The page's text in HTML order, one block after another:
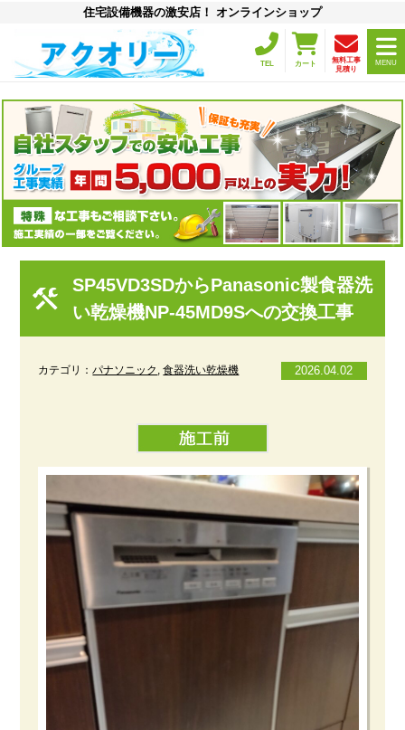
住宅設備機器の激安店！ オンラインショップ
TEL カート
無料工事
見積り
MENU
SP45VD3SDからPanasonic製食器洗
い乾燥機NP-45MD9Sへの交換工事
カテゴリ：パナソニック ,食器洗い乾燥機 2026.04.02